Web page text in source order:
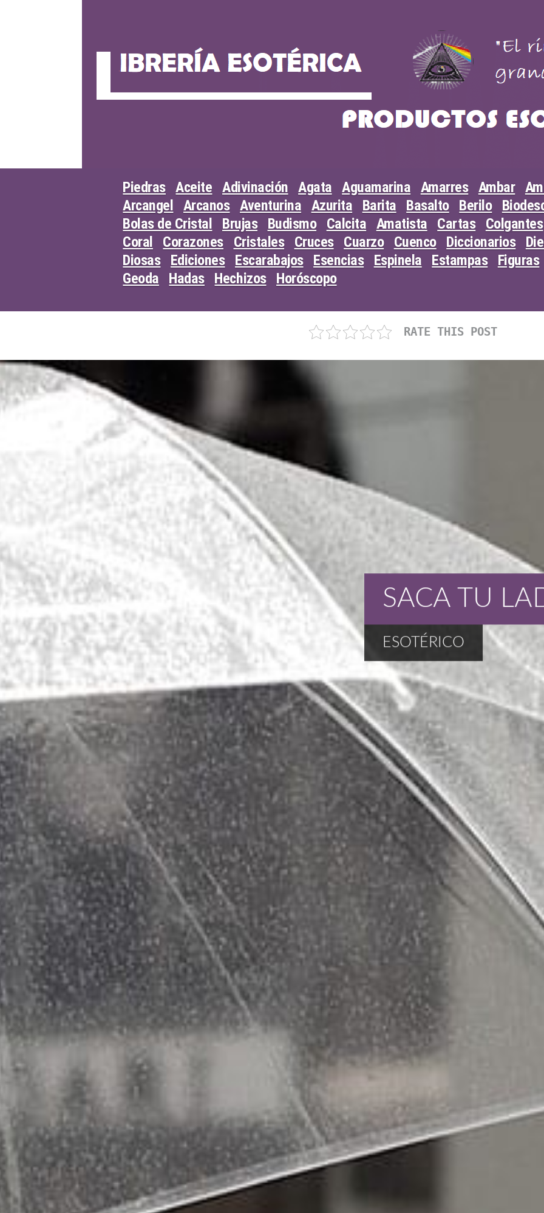
Piedras Aceite Adivinación Agata Aguamarina Amarres Ambar
Arcangel
Arcanos Aventurina Azurita Barita Basalto Berilo
Bolas de Cristal
Brujas Budismo Calcita Amatista Cartas
Colgantes
Coral
Corazones Cristales Cruces Cuarzo Cuenco Diccionarios
Diosas
Ediciones Escarabajos Esencias Espinela Estampas
Figuras
Geoda
Hadas Hechizos Horóscopo
RATE THIS POST
ESOTÉRICO
SACA TU